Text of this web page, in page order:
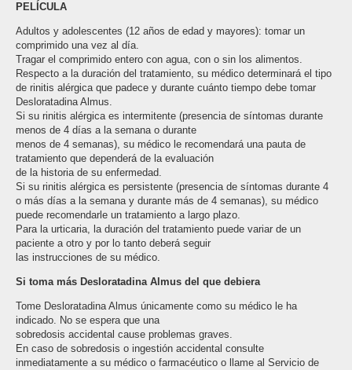
PELÍCULA
Adultos y adolescentes (12 años de edad y mayores): tomar un
comprimido una vez al día.
Tragar el comprimido entero con agua, con o sin los alimentos.
Respecto a la duración del tratamiento, su médico determinará el tipo
de rinitis alérgica que padece y durante cuánto tiempo debe tomar
Desloratadina Almus.
Si su rinitis alérgica es intermitente (presencia de síntomas durante
menos de 4 días a la semana o durante
menos de 4 semanas), su médico le recomendará una pauta de
tratamiento que dependerá de la evaluación
de la historia de su enfermedad.
Si su rinitis alérgica es persistente (presencia de síntomas durante 4
o más días a la semana y durante más de 4 semanas), su médico
puede recomendarle un tratamiento a largo plazo.
Para la urticaria, la duración del tratamiento puede variar de un
paciente a otro y por lo tanto deberá seguir
las instrucciones de su médico.
Si toma más Desloratadina Almus del que debiera
Tome Desloratadina Almus únicamente como su médico le ha
indicado. No se espera que una
sobredosis accidental cause problemas graves.
En caso de sobredosis o ingestión accidental consulte
inmediatamente a su médico o farmacéutico o llame al Servicio de